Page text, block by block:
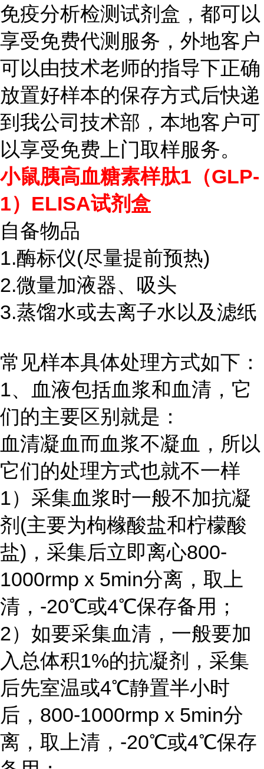
免疫分析检测试剂盒，都可以
享受免费代测服务，外地客户
可以由技术老师的指导下正确
放置好样本的保存方式后快递
到我公司技术部，本地客户可
以享受免费上门取样服务。
小鼠胰高血糖素样肽1（GLP-
1）ELISA试剂盒
自备物品
1.酶标仪(尽量提前预热)
2.微量加液器、吸头
3.蒸馏水或去离子水以及滤纸
常见样本具体处理方式如下：
1、血液包括血浆和血清，它
们的主要区别就是：
血清凝血而血浆不凝血，所以
它们的处理方式也就不一样
1）采集血浆时一般不加抗凝
剂(主要为枸橼酸盐和柠檬酸
盐)，采集后立即离心800-
1000rmp x 5min分离，取上
清，-20℃或4℃保存备用；
2）如要采集血清，一般要加
入总体积1%的抗凝剂，采集
后先室温或4℃静置半小时
后，800-1000rmp x 5min分
离，取上清，-20℃或4℃保存